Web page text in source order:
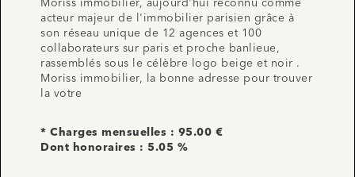
Moriss immobilier, aujourd'hui reconnu comme
acteur majeur de l'immobilier parisien grâce à
son réseau unique de 12 agences et 100
collaborateurs sur paris et proche banlieue,
rassemblés sous le célèbre logo beige et noir .
Moriss immobilier, la bonne adresse pour trouver
la votre
* Charges mensuelles : 95.00 €
Dont honoraires : 5.05 %